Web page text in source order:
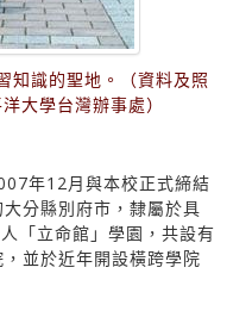
知識的聖地。（資料及照
大學台灣辦事處）
年12月與本校正式締結
分縣別府市，隸屬於具
「立命館」學園，共設有
並於近年開設橫跨學院